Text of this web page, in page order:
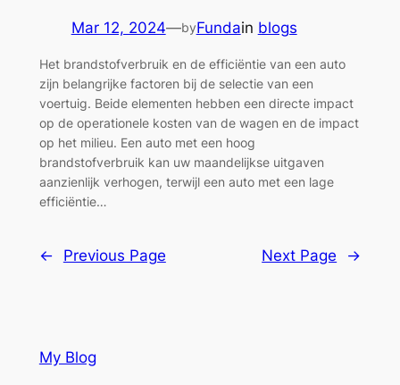
Mar 12, 2024—byFundain blogs
Het brandstofverbruik en de efficiëntie van een auto
zijn belangrijke factoren bij de selectie van een
voertuig. Beide elementen hebben een directe impact
op de operationele kosten van de wagen en de impact
op het milieu. Een auto met een hoog
brandstofverbruik kan uw maandelijkse uitgaven
aanzienlijk verhogen, terwijl een auto met een lage
efficiëntie…
← Previous Page Next Page →
My Blog